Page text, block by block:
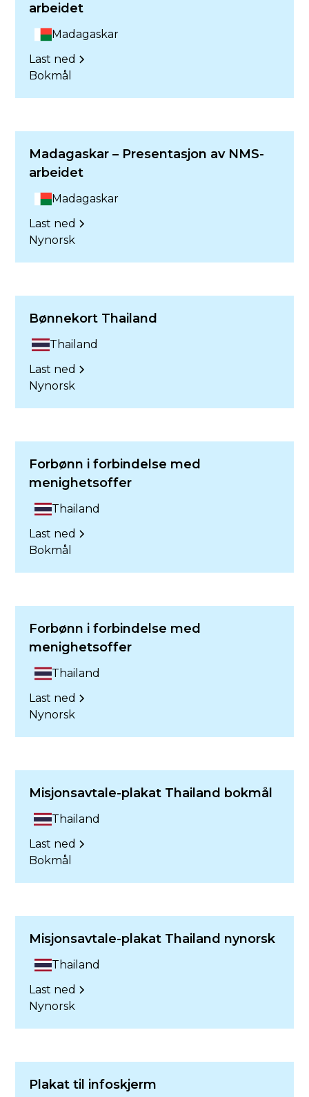
arbeidet
Madagaskar
Last ned
Bokmål
Madagaskar – Presentasjon av NMS-
arbeidet
Madagaskar
Last ned
Nynorsk
Bønnekort Thailand
Thailand
Last ned
Nynorsk
Forbønn i forbindelse med
menighetsoffer
Thailand
Last ned
Bokmål
Forbønn i forbindelse med
menighetsoffer
Thailand
Last ned
Nynorsk
Misjonsavtale-plakat Thailand bokmål
Thailand
Last ned
Bokmål
Misjonsavtale-plakat Thailand nynorsk
Thailand
Last ned
Nynorsk
Plakat til infoskjerm